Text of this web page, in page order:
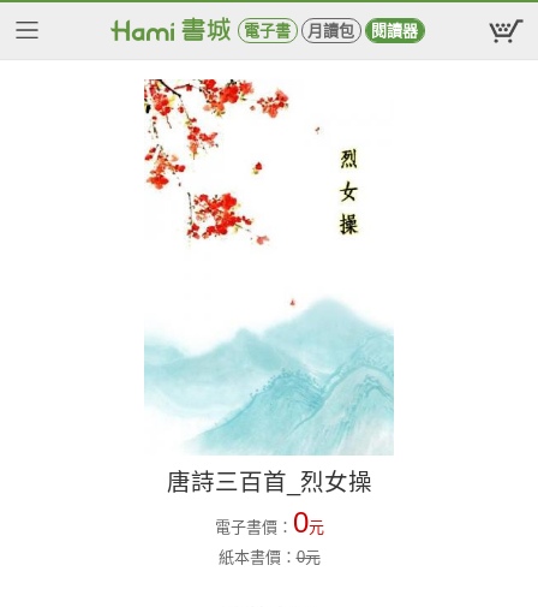
電子書 月讀包 閱讀器
唐詩三百首_烈女操
電子書價： 0元
紙本書價：0元